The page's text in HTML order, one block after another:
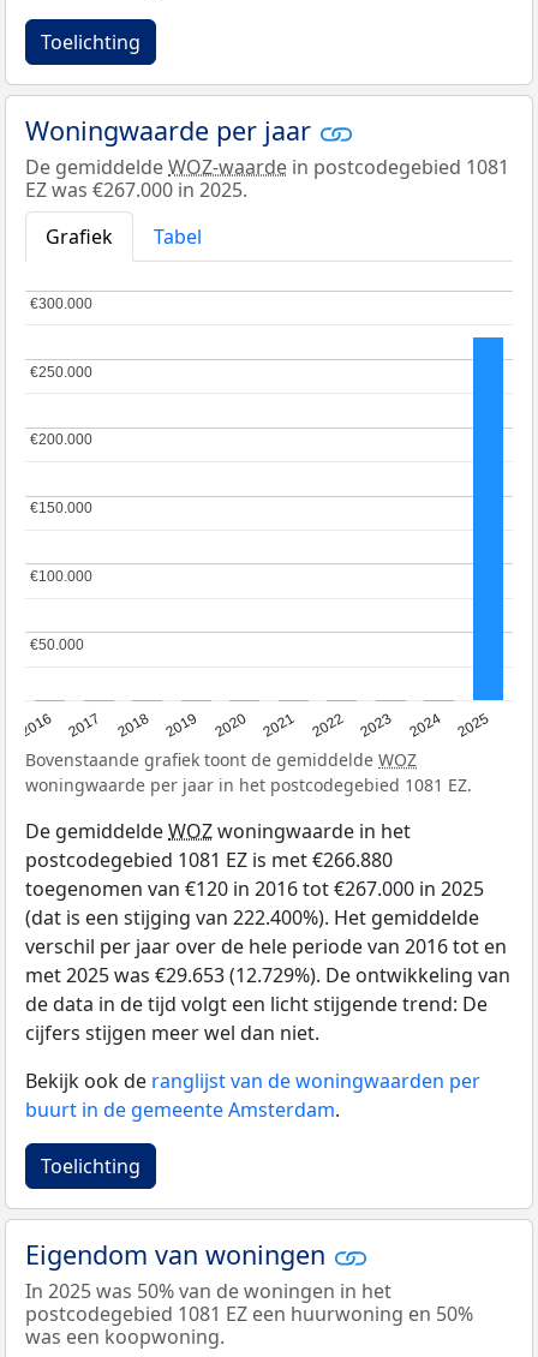
Toelichting
Woningwaarde per jaar
De gemiddeldeWOZ-waarde in postcodegebied 1081
EZ was €267.000 in 2025.
Grafiek
Tabel
2016 2017 2018 2019 2020 2021 2022 2023 2024 2025
€50.000
€50.000
€100.000
€100.000
€150.000
€150.000
€200.000
€200.000
€250.000
€250.000
€300.000
€300.000
Bovenstaande grafiek toont de gemiddelde WOZ
woningwaarde per jaar in het postcodegebied 1081 EZ.
De gemiddeldeWOZwoningwaarde in het
postcodegebied 1081 EZ is met €266.880
toegenomen van €120 in 2016 tot €267.000 in 2025
(dat is een stijging van 222.400%). Het gemiddelde
verschil per jaar over de hele periode van 2016 tot en
met 2025 was €29.653 (12.729%). De ontwikkeling van
de data in de tijd volgt een licht stijgende trend: De
cijfers stijgen meer wel dan niet.
Bekijk ook de ranglijst van de woningwaarden per
buurt in de gemeente Amsterdam.
Toelichting
Eigendom van woningen
In 2025 was 50% van de woningen in het
postcodegebied 1081 EZ een huurwoning en 50%
was een koopwoning.